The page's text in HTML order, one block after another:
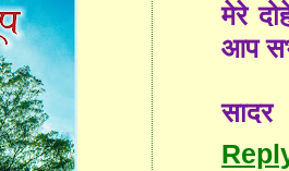
मेरे
आप
सादर